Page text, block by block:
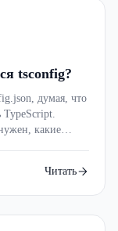
tsconfig?
думая, что
TypeScript.
какие
Читать